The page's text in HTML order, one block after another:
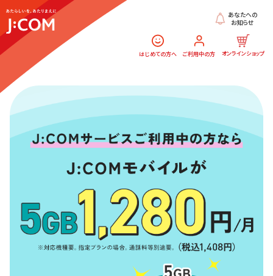
はじめての方へ ご利用中の方 オンラインショップ
あなたへの
お知らせ